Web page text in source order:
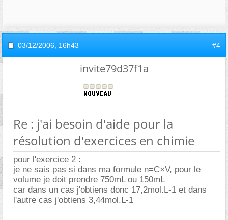
03/12/2006, 16h43 #4
invite79d37f1a
Re : j'ai besoin d'aide pour la
résolution d'exercices en chimie
pour l'exercice 2 :
je ne sais pas si dans ma formule n=C×V, pour le
volume je doit prendre 750mL ou 150mL
car dans un cas j'obtiens donc 17,2mol.L-1 et dans
l'autre cas j'obtiens 3,44mol.L-1